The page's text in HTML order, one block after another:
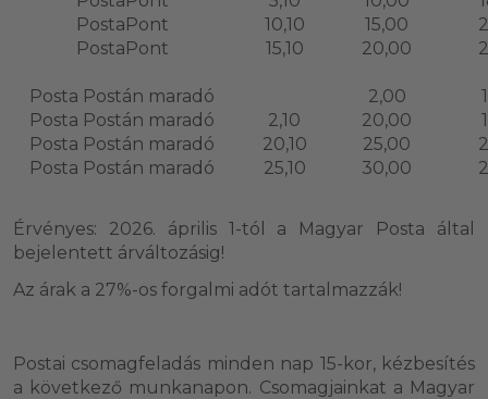
PostaPont
10,10 15,00
PostaPont
15,10 20,00
Posta Postán maradó 2,00
Posta Postán maradó
2,10 20,00
Posta Postán maradó
20,10 25,00
Posta Postán maradó
25,10 30,00
Érvényes: 2026. április 1-tól a Magyar Posta által
bejelentett árváltozásig!
Az árak a 27%-os forgalmi adót tartalmazzák!
Postai csomagfeladás minden nap 15-kor, kézbesítés
a következő munkanapon. Csomagjainkat a Magyar